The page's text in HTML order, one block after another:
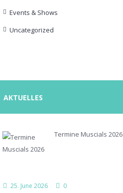
Events & Shows
Uncategorized
AKTUELLES
Termine Muscials 2026
25. June 2026 0